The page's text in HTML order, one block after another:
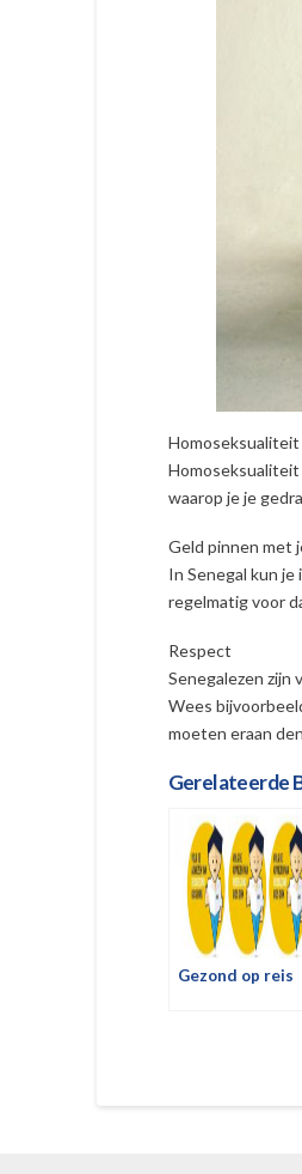
Homoseksualiteit
waarop je je
Geld pinnen met
In Senegal kun
regelmatig voor
Respect
Senegalezen zijn
Wees
moeten eraan
Gerelateerde
Gezond op reis